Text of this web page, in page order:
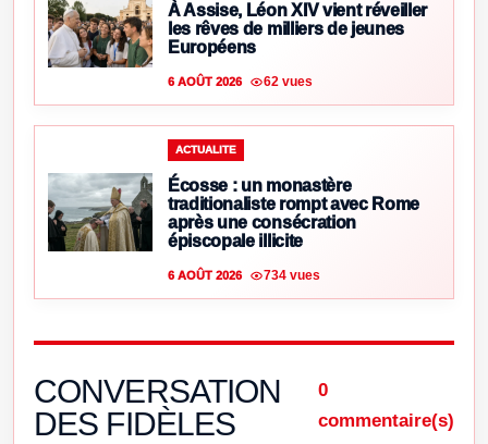
À Assise, Léon XIV vient réveiller
les rêves de milliers de jeunes
Européens
6 AOÛT 2026 62 vues
ACTUALITE
Écosse : un monastère
traditionaliste rompt avec Rome
après une consécration
épiscopale illicite
6 AOÛT 2026 734 vues
CONVERSATION
DES FIDÈLES
0
commentaire(s)